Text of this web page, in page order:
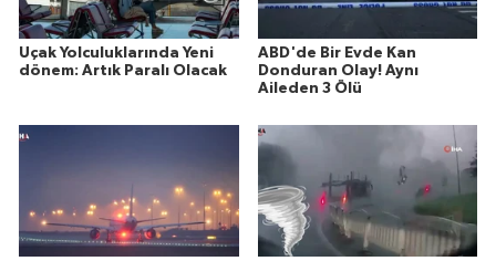
Uçak Yolculuklarında Yeni
dönem: Artık Paralı Olacak
ABD'de Bir Evde Kan
Donduran Olay! Aynı
Aileden 3 Ölü